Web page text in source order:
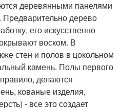
деревянными панелями
дерево
его искусственно
воском. В
стен и полов в цокольном
камень. Полы первого
делаются
кованые изделия,
- все это создает